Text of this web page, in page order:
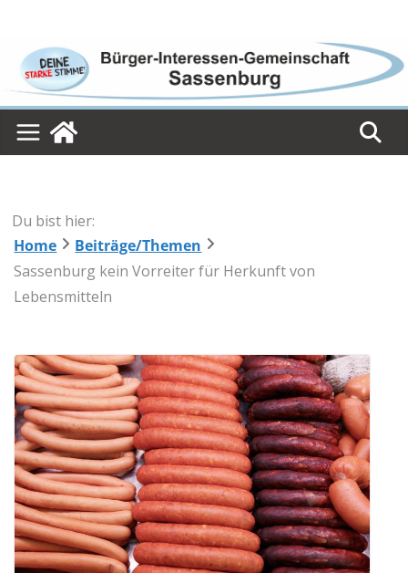
content
Du bist hier:
Home
Beiträge/Themen
Sassenburg kein Vorreiter für Herkunft von
Lebensmitteln